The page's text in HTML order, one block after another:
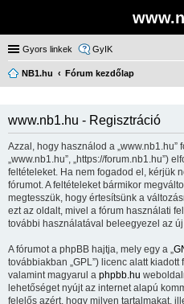
Gyors linkek GyIK
NB1.hu
Fórum kezdőlap
www.nb1.hu - Regisztráció
Azzal, hogy használod a „www.nb1.hu”
„www.nb1.hu”, „https://forum.nb1.hu”)
feltételeket. Ha nem fogadod el, kérjük
fórumot. A feltételeket bármikor
megtesszük, hogy értesítsünk a
ezt az oldalt, mivel a fórum használati
további használatával beleegyezel az
A fórumot a phpBB hajtja, mely egy a „
továbbiakban „GPL”) licenc alatt kiadott
valamint magyarul a phpbb.hu
lehetőséget nyújt az internet alapú
felelős azért, hogy milyen tartalmakat,